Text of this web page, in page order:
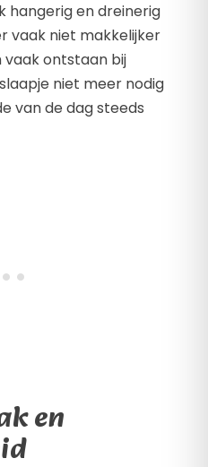
hangerig en dreinerig
vaak niet makkelijker
ontstaan bij
niet meer nodig
van de dag steeds
en